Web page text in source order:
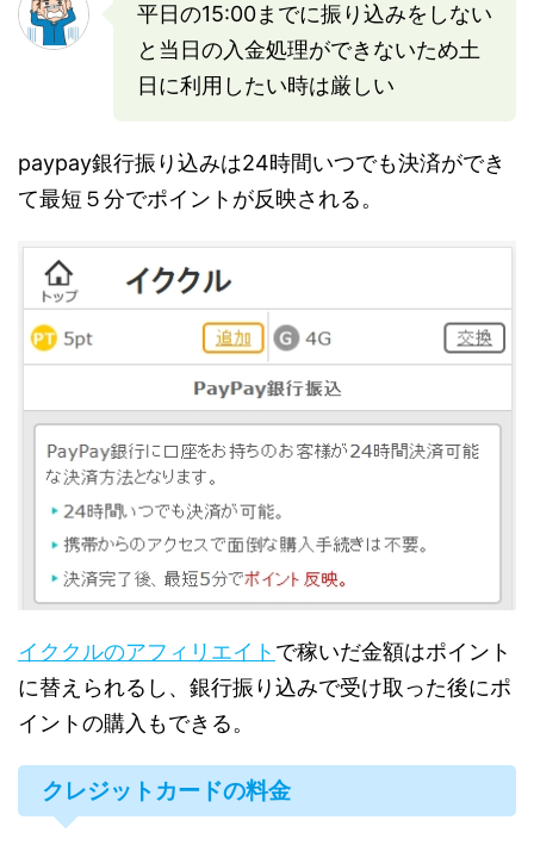
平日の15:00までに振り込みをしない
と当日の入金処理ができないため土
日に利用したい時は厳しい
paypay銀行振り込みは24時間いつでも決済ができ
て最短５分でポイントが反映される。
イククルのアフィリエイト で稼いだ金額はポイント
に替えられるし、銀行振り込みで受け取った後にポ
イントの購入もできる。
クレジットカードの料金